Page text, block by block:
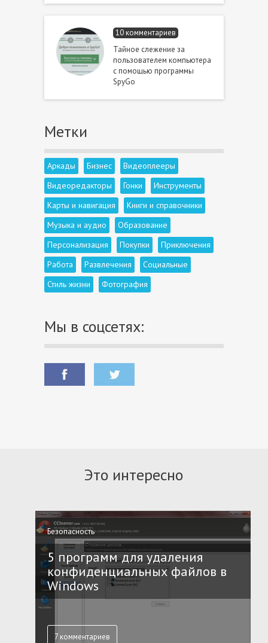
10 комментариев
Тайное слежение за
пользователем компьютера
с помощью программы
SpyGo
Метки
Аркады Бизнес
Видеоплееры
Видеоредакторы
Гонки
Инструменты
Карты и навигация
Книги и справочники
Музыка и аудио
Образование
Персонализация
Покупки
Приключения
Работа
Развлечения
Социальные
Стиль жизни
Фотография
Мы в соцсетях:
Это интересно
Безопасность
5 программ для удаления
конфиденциальных файлов в
Windows
7 комментариев